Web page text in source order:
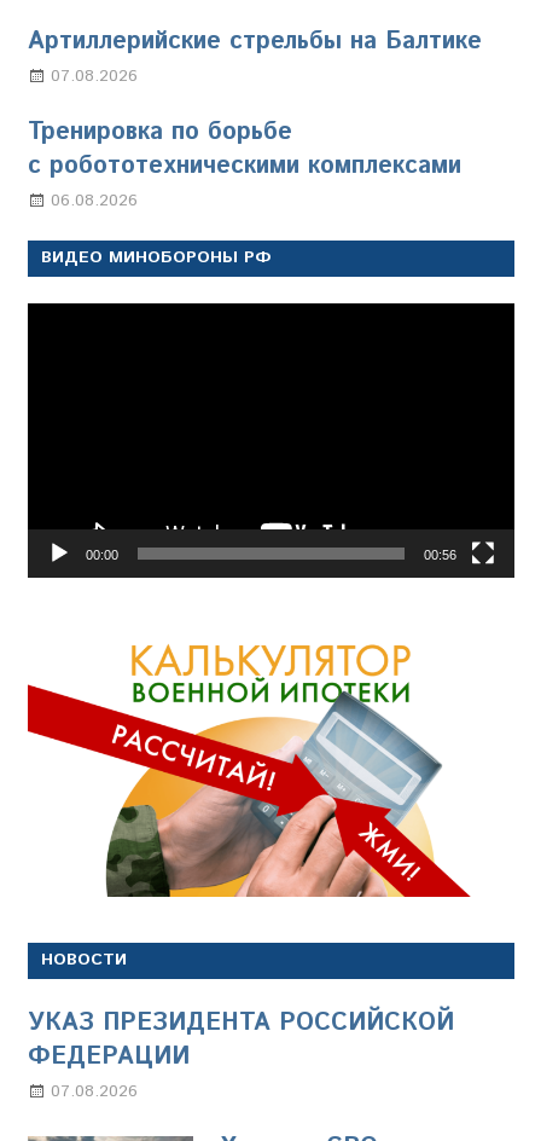
Артиллерийские стрельбы на Балтике
07.08.2026
Тренировка по борьбе
с робототехническими комплексами
06.08.2026
ВИДЕО МИНОБОРОНЫ РФ
00:00 00:56
НОВОСТИ
УКАЗ ПРЕЗИДЕНТА РОССИЙСКОЙ
ФЕДЕРАЦИИ
07.08.2026